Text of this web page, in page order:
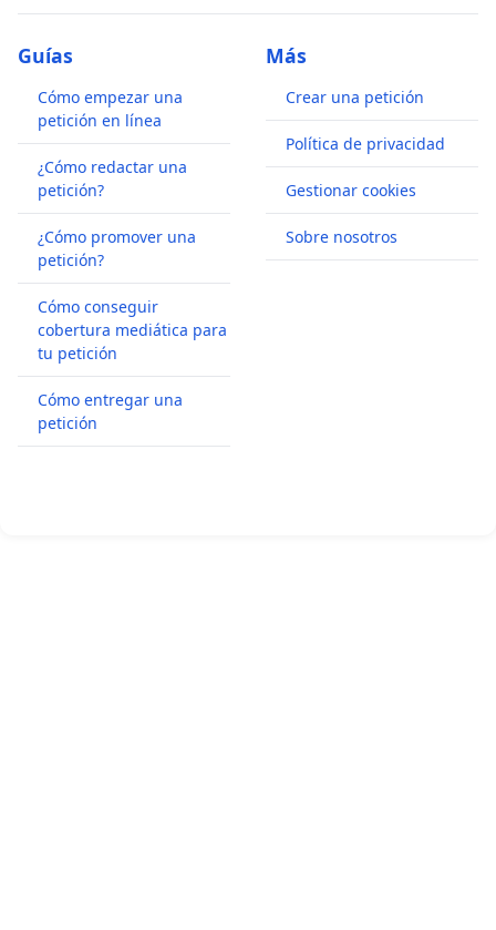
Guías
Cómo empezar una
petición en línea
¿Cómo redactar una
petición?
¿Cómo promover una
petición?
Cómo conseguir
cobertura mediática para
tu petición
Cómo entregar una
petición
Más
Crear una petición
Política de privacidad
Gestionar cookies
Sobre nosotros